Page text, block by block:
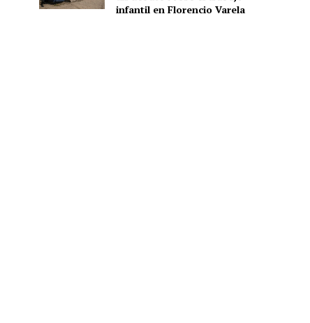
infantil en Florencio Varela